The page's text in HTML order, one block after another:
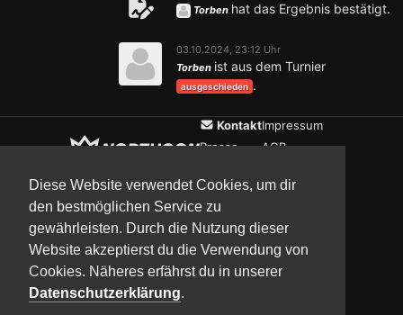
Diese Website verwendet Cookies, um dir
den bestmöglichen Service zu
gewährleisten. Durch die Nutzung dieser
Website akzeptierst du die Verwendung von
Cookies. Näheres erfährst du in unserer
Datenschutzerklärung.
Torben hat das Ergebnis bestätigt.
03.10.2024, 23:12 Uhr
Torben ist aus dem Turnier
ausgeschieden .
Kontakt
Presse
Impressum
AGB
UpdatesCommunityMedia